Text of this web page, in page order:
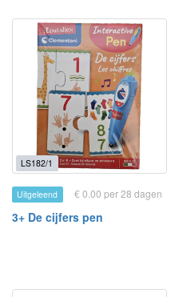
LS182/1
Uitgeleend € 0.00 per 28 dagen
3+ De cijfers pen